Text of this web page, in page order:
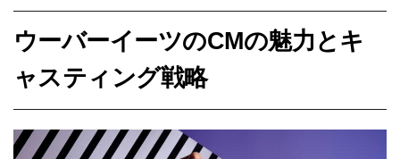
ウーバーイーツのCMの魅力とキ
ャスティング戦略